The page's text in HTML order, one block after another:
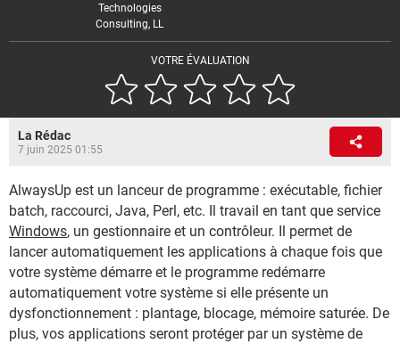
VOTRE ÉVALUATION
Technologies
Consulting, LL
La Rédac
7 juin 2025 01:55
AlwaysUp est un lanceur de programme : exécutable, fichier
batch, raccourci, Java, Perl, etc. Il travail en tant que service
Windows, un gestionnaire et un contrôleur. Il permet de
lancer automatiquement les applications à chaque fois que
votre système démarre et le programme redémarre
automatiquement votre système si elle présente un
dysfonctionnement : plantage, blocage, mémoire saturée. De
plus, vos applications seront protéger par un système de